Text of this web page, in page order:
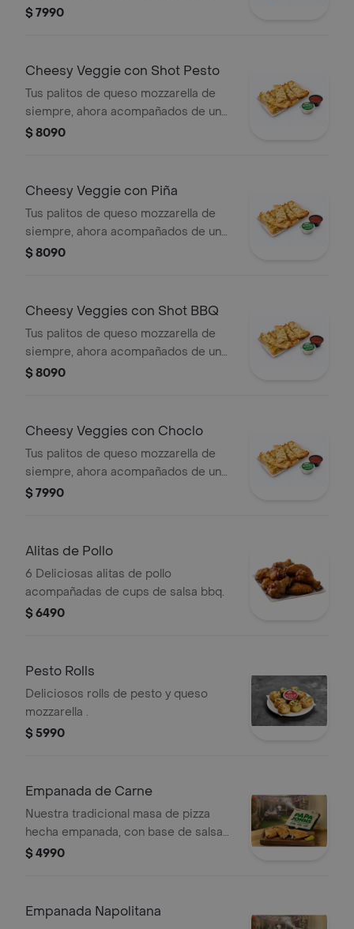
vegetal o shot a tu elección.
$ 7990
Cheesy Veggie con Shot Pesto
Tus palitos de queso mozzarella de
siempre, ahora acompañados de un
vegetal o shot a tu elección.
$ 8090
Cheesy Veggie con Piña
Tus palitos de queso mozzarella de
siempre, ahora acompañados de un
vegetal o shot a tu elección.
$ 8090
Cheesy Veggies con Shot BBQ
Tus palitos de queso mozzarella de
siempre, ahora acompañados de un
vegetal o shot a tu elección.
$ 8090
Cheesy Veggies con Choclo
Tus palitos de queso mozzarella de
siempre, ahora acompañados de un
vegetal o shot a tu elección.
$ 7990
Alitas de Pollo
6 Deliciosas alitas de pollo
acompañadas de cups de salsa bbq.
$ 6490
Pesto Rolls
Deliciosos rolls de pesto y queso
mozzarella .
$ 5990
Empanada de Carne
Nuestra tradicional masa de pizza
hecha empanada, con base de salsa
garlic, rellena de carne, cebolla,
peperonccini
$ 4990
Empanada Napolitana